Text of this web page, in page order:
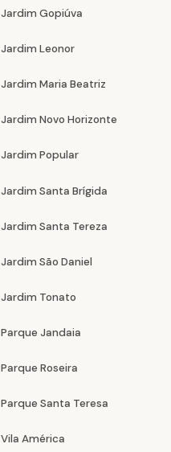
Jardim Gopiúva
Jardim Leonor
Jardim Maria Beatriz
Jardim Novo Horizonte
Jardim Popular
Jardim Santa Brígida
Jardim Santa Tereza
Jardim São Daniel
Jardim Tonato
Parque Jandaia
Parque Roseira
Parque Santa Teresa
Vila América